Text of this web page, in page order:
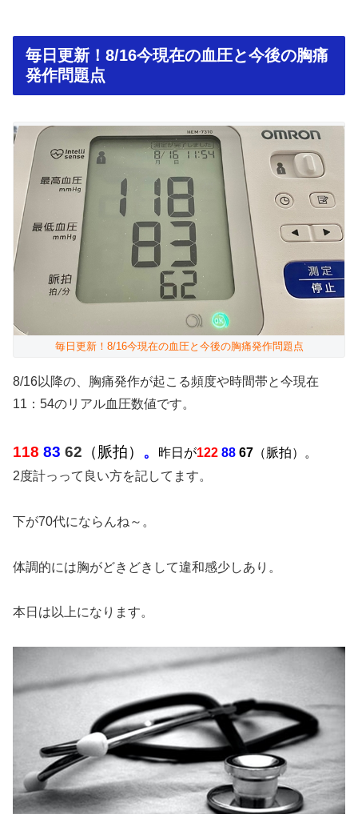
毎日更新！8/16今現在の血圧と今後の胸痛
発作問題点
毎日更新！8/16今現在の血圧と今後の胸痛発作問題点
8/16以降の、胸痛発作が起こる頻度や時間帯と今現在
11：54のリアル血圧数値です。
118 83 62 （脈拍） 。 昨日が122 88 67 （脈拍）。
2度計っって良い方を記してます。
下が70代にならんね～。
体調的には胸がどきどきして違和感少しあり。
本日は以上になります。